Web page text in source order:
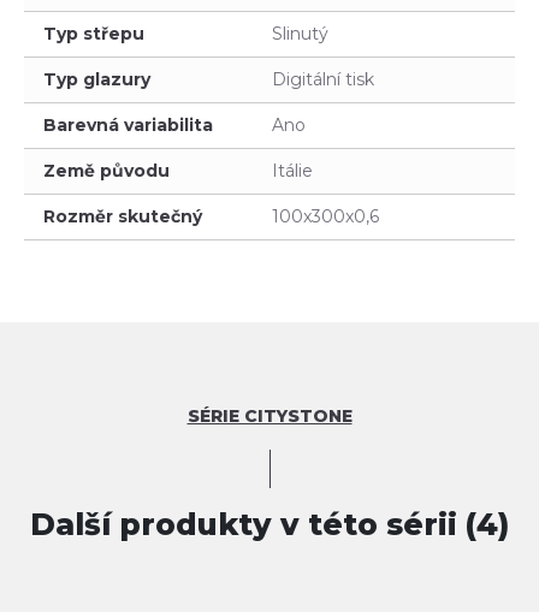
Typ střepu Slinutý
Typ glazury Digitální tisk
Barevná variabilita Ano
Země původu Itálie
Rozměr skutečný 100x300x0,6
SÉRIE CITYSTONE
Další produkty v této sérii (4)